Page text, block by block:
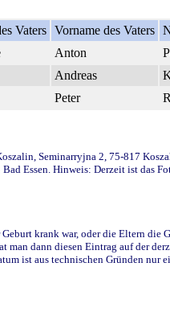
Vaters Vorname des Vaters
Anton
Andreas
Peter
Seminarryjna 2, 75-817
Essen. Hinweis: Derzeit ist das
krank war, oder die Eltern die
dann diesen Eintrag auf der
ist aus technischen Gründen nur